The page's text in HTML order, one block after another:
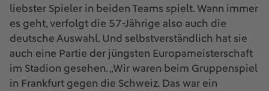
liebster Spieler in beiden Teams spielt. Wann immer
es geht, verfolgt die 57-Jährige also auch die
deutsche Auswahl. Und selbstverständlich hat sie
auch eine Partie der jüngsten Europameisterschaft
im Stadion gesehen. „Wir waren beim Gruppenspiel
in Frankfurt gegen die Schweiz. Das war ein